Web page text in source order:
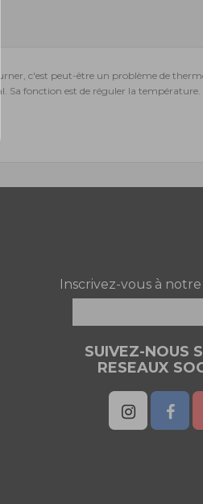
c'est peut-être un problème de
Sa fonction est de réguler la température.
Inscrivez-vous à
SUIVEZ-NOUS
RESEAUX